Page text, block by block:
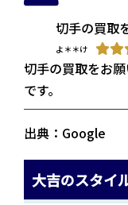
切手の買取
よ＊＊け
切手の買取をお
です。
出典：Google
大吉のスタイ